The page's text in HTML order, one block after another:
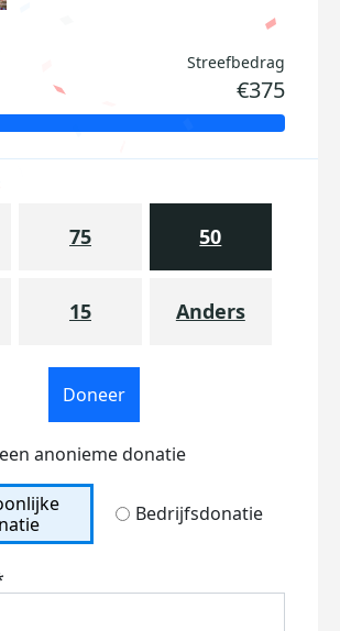
Streefbedrag
€375
75 50
15 Anders
Doneer
anonieme donatie
Bedrijfsdonatie